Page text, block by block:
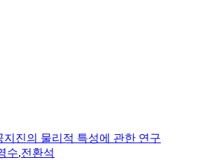
지진의 물리적 특성에 관한 연구
수,전환석